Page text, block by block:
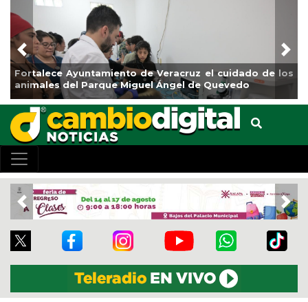
Fortalece Ayuntamiento de Veracruz el cuidado de los
animales del Parque Miguel Ángel de Quevedo
La
Previous
Previous